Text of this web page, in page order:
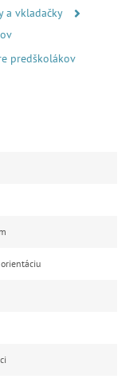
a vkladačky
predškolákov